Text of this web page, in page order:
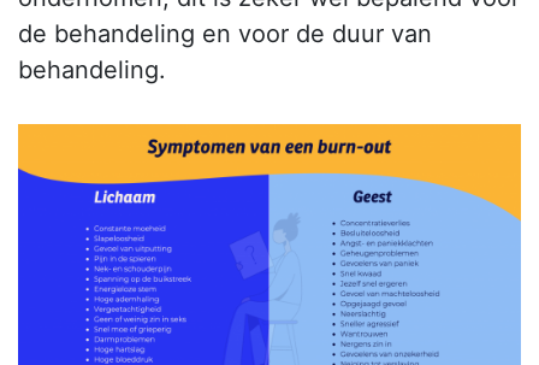
de behandeling en voor de duur van
behandeling.